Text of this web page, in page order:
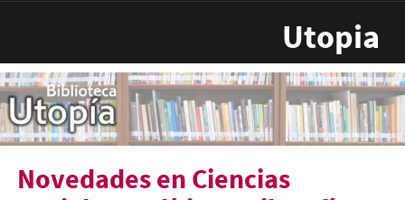
Utopia
Novedades en Ciencias